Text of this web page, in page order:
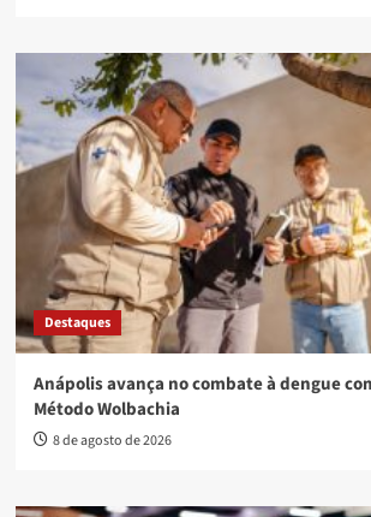
Destaques
Anápolis avança no combate à dengue
Método Wolbachia
8 de agosto de 2026